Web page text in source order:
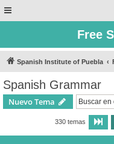
Free
Spanish Institute of Puebla
Spanish Grammar
Nuevo Tema
330 temas